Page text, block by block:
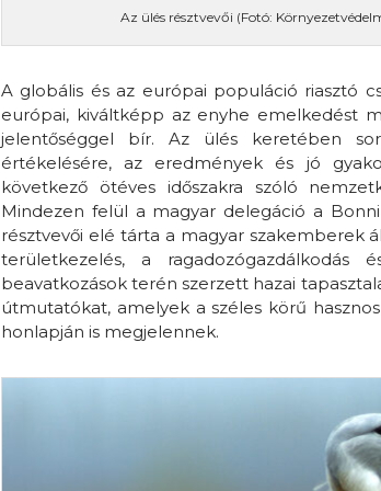
Az ülés résztvevői (Fotó:
A globális és az európai populáció riasztó
európai, kiváltképp az enyhe emelkedést
jelentőséggel bír. Az ülés keretében
értékelésére, az eredmények és jó
következő ötéves időszakra szóló
Mindezen felül a magyar delegáció a
résztvevői elé tárta a magyar szakemberek
területkezelés, a
beavatkozások terén szerzett hazai
útmutatókat, amelyek a széles körű
honlapján is megjelennek.